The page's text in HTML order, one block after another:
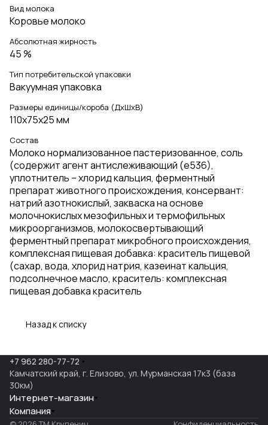
Вид молока
Коровье молоко
Абсолютная жирность
45 %
Тип потребительской упаковки
Вакуумная упаковка
Размеры единицы/короба (ДхШхВ)
110x75x25 мм
Состав
Молоко нормализованное пастеризованное, соль
(содержит агент антислеживающий (е536),
уплотнитель – хлорид кальция, ферментный
препарат животного происхождения, консервант:
натрий азотнокислый, закваска на основе
молочнокислых мезофильных и термофильных
микроорганизмов, молокосвертывающий
ферментный препарат микробного происхождения,
комплексная пищевая добавка: краситель пищевой
(сахар, вода, хлорид натрия, казеинат кальция,
подсолнечное масло, краситель: комплексная
пищевая добавка краситель
Назад к списку
+7 962 280-77-72
Камчатский край, г. Елизово, ул. Мурманская 17к3 (база
30км)
Интернет-магазин
Компания